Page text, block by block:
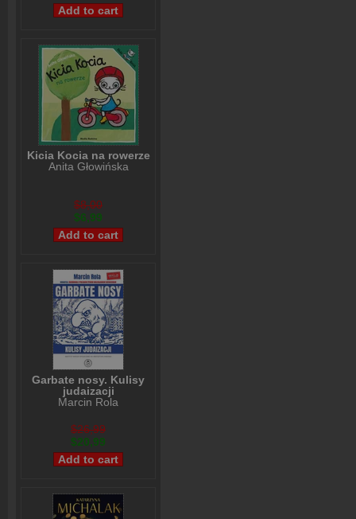
Kicia Kocia na rowerze
Anita Głowińska
$8,00
$6,99
Garbate nosy. Kulisy
judaizacji
Marcin Rola
$26,99
$20,99